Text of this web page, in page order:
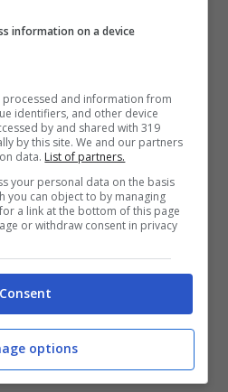
riguarda il
di concorso
che non ricevono
Si è parlato anche
tra il diploma in
in jazz-popular, con
al TAR.
che vige da
accademica,
information on a device
and information from
identifiers, and other device
by and shared with 319
by this site. We and our partners
data. List of partners.
your personal data on the basis
you can object to by managing
a link at the bottom of this page
or withdraw consent in privacy
Consent
options